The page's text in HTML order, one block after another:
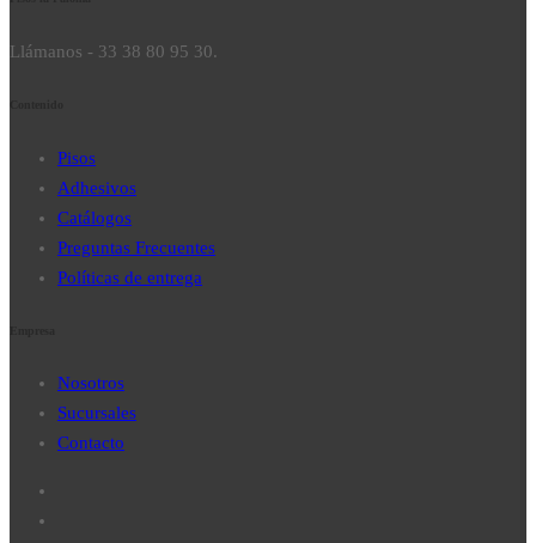
Llámanos - 33 38 80 95 30.
Pisos
Adhesivos
Catálogos
Preguntas Frecuentes
Políticas de entrega
Nosotros
Sucursales
Contacto